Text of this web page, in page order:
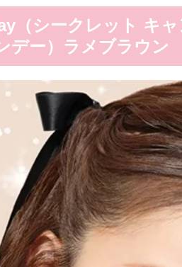
（シークレット キ
デー）ラメブラウン